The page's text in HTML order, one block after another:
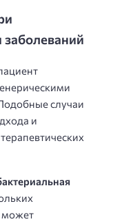
случаи
и
может